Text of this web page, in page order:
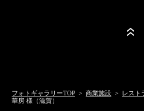
フォトギャラリーTOP > 商業施設 > レスト
華房 様（滋賀）